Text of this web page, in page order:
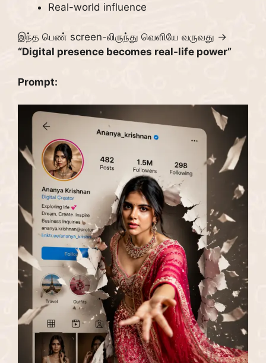
Real-world influence
இந்த பெண் screen-லிருந்து வெளியே வருவது →
“Digital presence becomes real-life power”
Prompt: